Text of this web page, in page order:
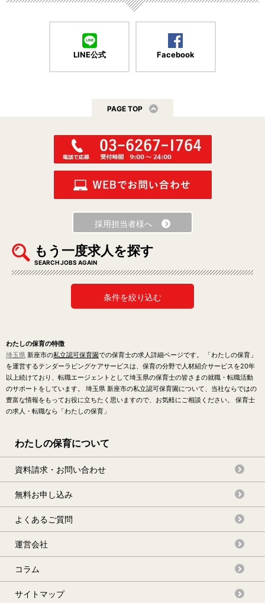
LINE公式 Facebook
PAGE TOP
採用担当者様へ
もう一度求人を探す
SEARCH JOBS AGAIN
条件を絞り込む
わたしの保育の特徴
埼玉県 新座市の私立認可保育園での保育士の求人詳細ページです。 「わたしの保育」
を運営するテンダーラビングケアサービスは、保育の分野で人材紹介サービスを20年
以上続けており、転職エージェントとして埼玉県の保育士の皆さまの就職・転職活動
のサポートをしています。 埼玉県 新座市の私立認可保育園について、当社ならではの
豊富な情報をもってお役に立ちたく思いますので、お気軽にご相談ください。 保育士
の求人・転職なら「わたしの保育」
わたしの保育について
資料請求・お問い合わせ
無料お申し込み
よくあるご質問
運営会社
コラム
サイトマップ